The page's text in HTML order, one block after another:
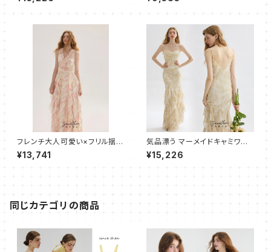
フレンチ大人可愛い×フリル揺れ
るロングワンピース
¥13,741
気品漂う マーメイドキャミワン
ピース ロング
¥15,226
同じカテゴリの商品